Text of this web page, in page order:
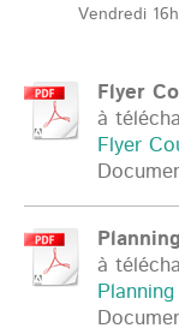
Vendredi
Flyer
à
Flyer
à